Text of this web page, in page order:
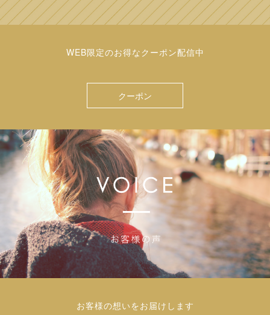
WEB限定のお得なクーポン配信中
クーポン
お客様の想いをお届けします